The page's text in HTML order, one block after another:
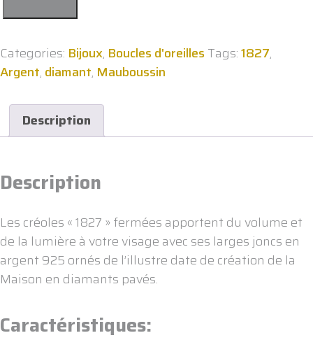
quantity
Categories: Bijoux, Boucles d'oreilles Tags:1827,
Argent, diamant, Mauboussin
Description
Description
Les créoles « 1827 » fermées apportent du volume et
de la lumière à votre visage avec ses larges joncs en
argent 925 ornés de l’illustre date de création de la
Maison en diamants pavés.
Caractéristiques: